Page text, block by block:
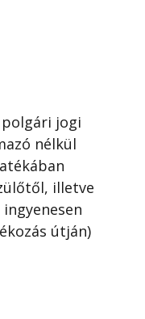
jogi
nélkül
illetve
útján)